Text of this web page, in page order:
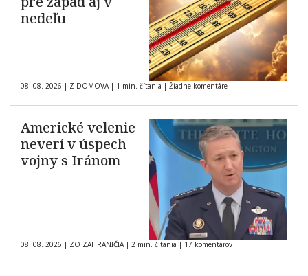
nedeľu
08. 08. 2026 | Z DOMOVA | 1 min. čítania | Žiadne komentáre
Americké velenie
neverí v úspech
vojny s Iránom
08. 08. 2026 | ZO ZAHRANIČIA | 2 min. čítania | 17 komentárov